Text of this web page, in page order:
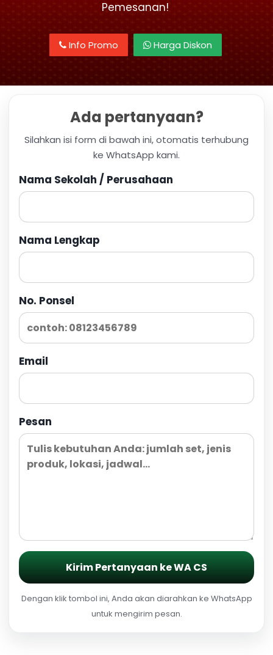
Pemesanan!
Info Promo Harga Diskon
Ada pertanyaan?
Silahkan isi form di bawah ini, otomatis terhubung
ke WhatsApp kami.
Nama Sekolah / Perusahaan
Nama Lengkap
No. Ponsel
Email
Pesan
Kirim Pertanyaan ke WA CS
Dengan klik tombol ini, Anda akan diarahkan ke WhatsApp
untuk mengirim pesan.